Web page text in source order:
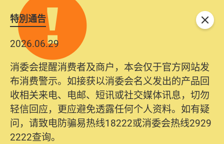
特別通告
2026.06.29
消委会提醒消费者及商户，本会仅于官方网站发
布消费警示。如接获以消委会名义发出的产品回
收相关来电、电邮、短讯或社交媒体讯息，切勿
轻信回应，更应避免透露任何个人资料。如有疑
问，请致电防骗易热线18222或消委会热线2929
2222查询。
关闭